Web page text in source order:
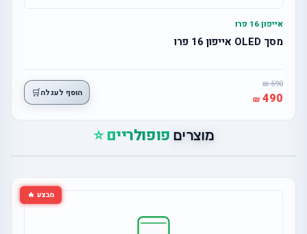
אייפון 16 פרו
מסך OLED אייפון 16 פרו
590
490 הוסף לעגלה🛒
מוצרים פופולריים ⭐
מבצע 🔥